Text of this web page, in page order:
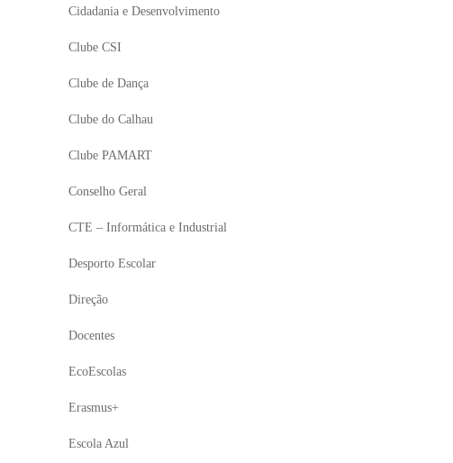
Cidadania e Desenvolvimento
Clube CSI
Clube de Dança
Clube do Calhau
Clube PAMART
Conselho Geral
CTE – Informática e Industrial
Desporto Escolar
Direção
Docentes
EcoEscolas
Erasmus+
Escola Azul